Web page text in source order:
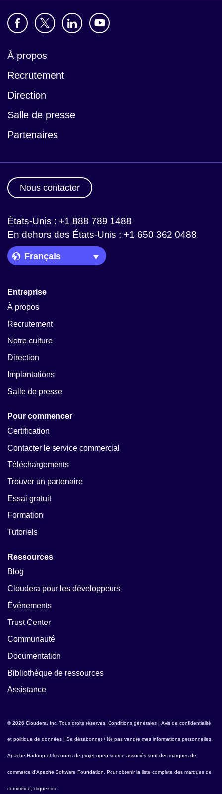
À propos
Recrutement
Direction
Salle de presse
Partenaires
Nous contacter
États-Unis : +1 888 789 1488
En dehors des États-Unis : +1 650 362 0488
Language Picker
Entreprise
À propos
Recrutement
Notre culture
Direction
Implantations
Salle de presse
Pour commencer
Certification
Contacter le service commercial
Téléchargements
Trouver un partenaire
Essai gratuit
Formation
Tutoriels
Ressources
Blog
Cloudera pour les développeurs
Événements
Trust Center
Communauté
Documentation
Bibliothèque de ressources
Assistance
© 2026 Cloudera, Inc. Tous droits réservés. Conditions générales | Avis de confidentialité
et politique de données | Se désabonner / Ne pas vendre mes informations personnelles
Apache Hadoop et les noms de projet open source associés sont des marques de
commerce d'Apache Software Foundation . Pour obtenir la liste complète des marques de
commerce, cliquez ici